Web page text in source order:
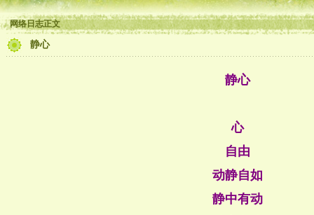
网络日志正文
静心
静心
心
自由
动静自如
静中有动